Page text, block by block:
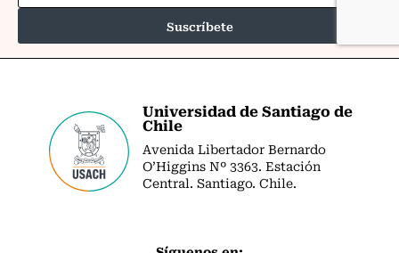
Universidad de Santiago de
Chile
Avenida Libertador Bernardo
O’Higgins Nº 3363. Estación
Central. Santiago. Chile.